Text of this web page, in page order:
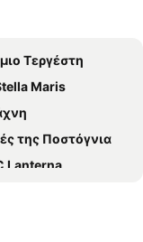
Τεργέστη
Maris
της Ποστόγνια
Lanterna